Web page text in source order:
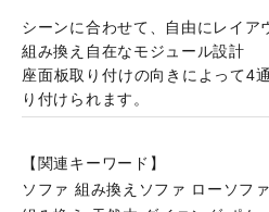
シーンに合わせて、自由にレイア
組み換え自在なモジュール設計
座面板取り付けの向きによって4
り付けられます。
【関連キーワード】
ソファ 組み換えソファ ローソフ